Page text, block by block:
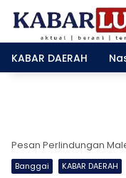
KABAR DAERAH
Pesan Perlindungan
Banggai KABAR DAERAH